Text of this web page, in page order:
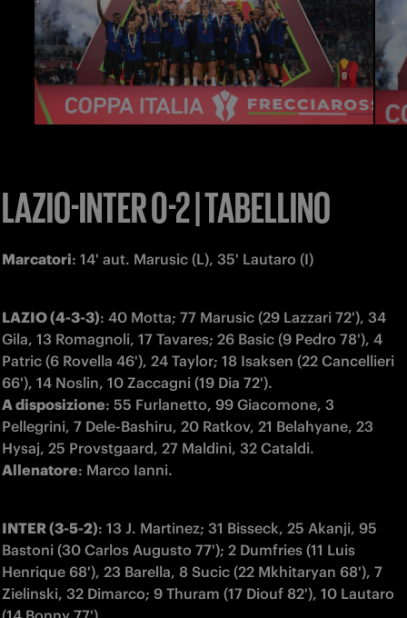
LAZIO-INTER 0-2 | TABELLINO
Marcatori: 14' aut. Marusic (L), 35' Lautaro (I)
LAZIO (4-3-3): 40 Motta; 77 Marusic (29 Lazzari 72'), 34
Gila, 13 Romagnoli, 17 Tavares; 26 Basic (9 Pedro 78'), 4
Patric (6 Rovella 46'), 24 Taylor; 18 Isaksen (22 Cancellieri
A disposizione: 55 Furlanetto, 99 Giacomone, 3
Pellegrini, 7 Dele-Bashiru, 20 Ratkov, 21 Belahyane, 23
Allenatore: Marco Ianni.
INTER (3-5-2): 13 J. Martinez; 31 Bisseck, 25 Akanji, 95
Bastoni (30 Carlos Augusto 77'); 2 Dumfries (11 Luis
Henrique 68'), 23 Barella, 8 Sucic (22 Mkhitaryan 68'), 7
Zielinski, 32 Dimarco; 9 Thuram (17 Diouf 82'), 10 Lautaro